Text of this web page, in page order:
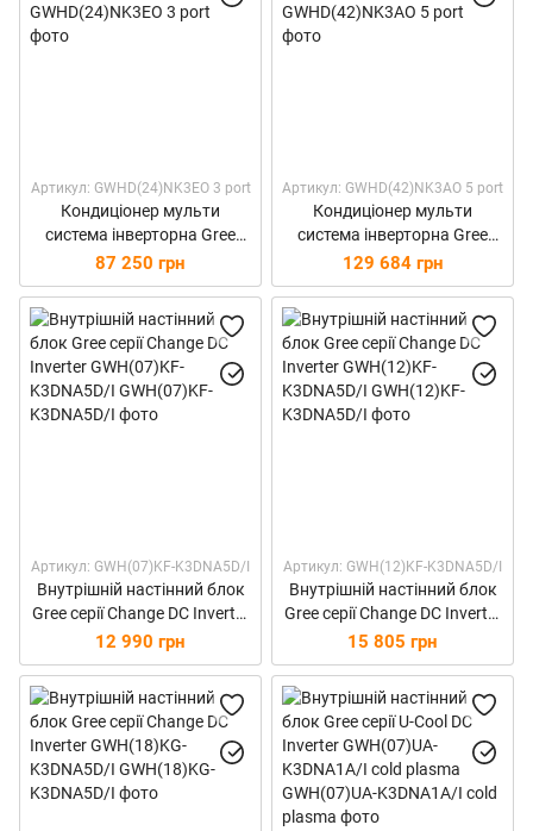
Артикул: GWHD(24)NK3EO 3 port
Кондиціонер мульти
система інверторна Gree
GWHD(24)NK3EO
87 250 грн
Артикул: GWHD(42)NK3AO 5 port
Кондиціонер мульти
система інверторна Gree
GWHD(42)NK3AO
129 684 грн
Артикул: GWH(07)KF-K3DNA5D/I
Внутрішній настінний блок
Gree серії Change DC Inverter
GWH(07)KF-K3DNA5D/I
12 990 грн
Артикул: GWH(12)KF-K3DNA5D/I
Внутрішній настінний блок
Gree серії Change DC Inverter
GWH(12)KF-K3DNA5D/I
15 805 грн